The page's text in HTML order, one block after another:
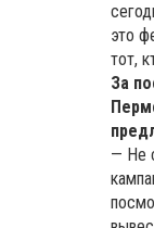
это
тот,
За
— Не